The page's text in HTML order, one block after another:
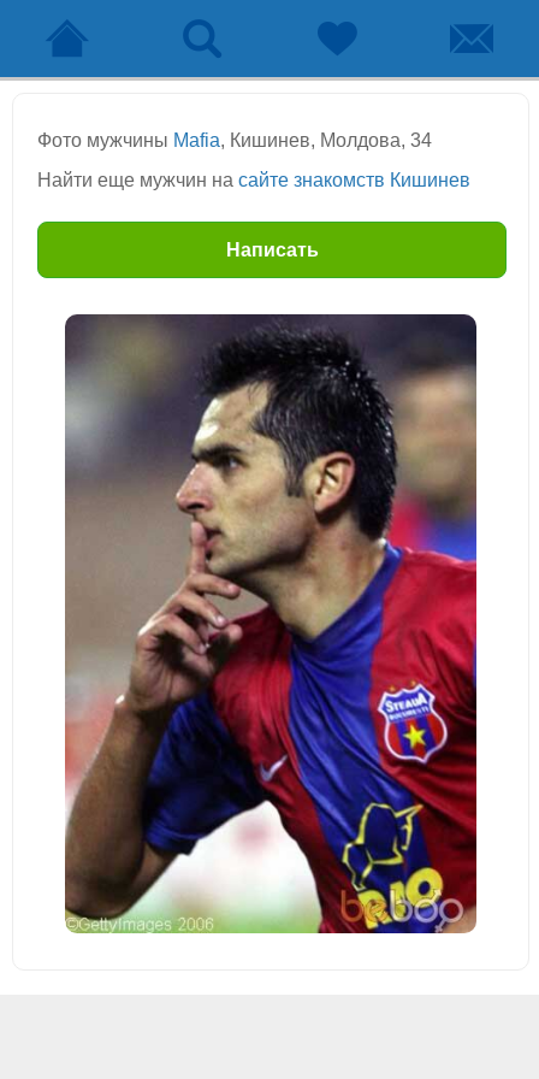
Фото мужчины Mafia, Кишинев, Молдова, 34
Найти еще мужчин на сайте знакомств Кишинев
Написать